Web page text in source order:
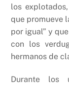
los
que promueve
por igual” y
con los
hermanos de
Durante los